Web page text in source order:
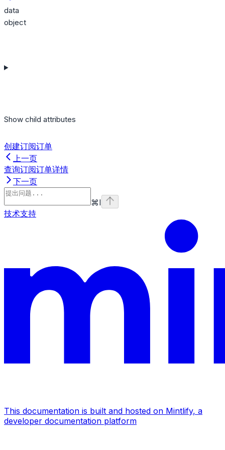
data
object
Show child attributes
创建订阅订单
上一页
查询订阅订单详情
下一页
⌘I
技术支持
This documentation is built and hosted on Mintlify, a
developer documentation platform